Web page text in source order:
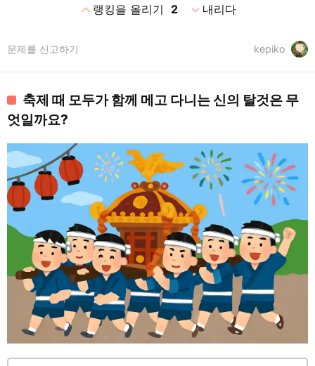
expand_less랭킹을 올리기 2 expand_more내리다
kepiko
문제를 신고하기
축제 때 모두가 함께 메고 다니는 신의 탈것은 무
엇일까요?